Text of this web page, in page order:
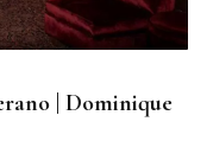
| Dominique